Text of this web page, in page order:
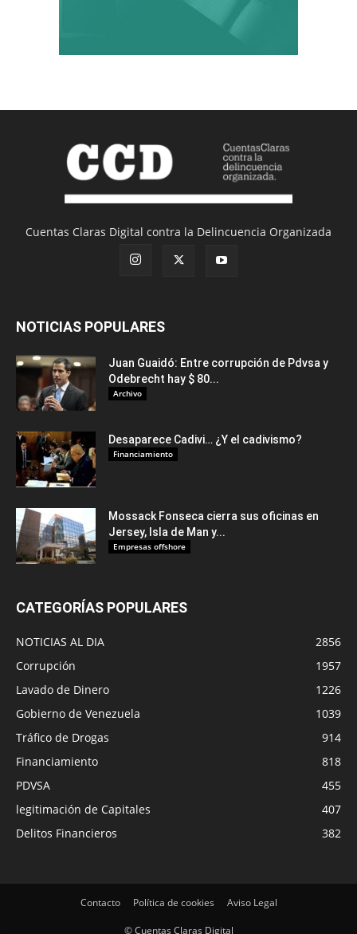
Cuentas Claras Digital contra la Delincuencia Organizada
NOTICIAS POPULARES
Juan Guaidó: Entre corrupción de Pdvsa y
Odebrecht hay $ 80...
Archivo
Desaparece Cadivi… ¿Y el cadivismo?
Financiamiento
Mossack Fonseca cierra sus oficinas en
Jersey, Isla de Man y...
Empresas offshore
CATEGORÍAS POPULARES
NOTICIAS AL DIA
2856
Corrupción
1957
Lavado de Dinero
1226
Gobierno de Venezuela
1039
Tráfico de Drogas
914
Financiamiento
818
PDVSA
455
legitimación de Capitales
407
Delitos Financieros
382
Contacto Política de cookies Aviso Legal
© Cuentas Claras Digital